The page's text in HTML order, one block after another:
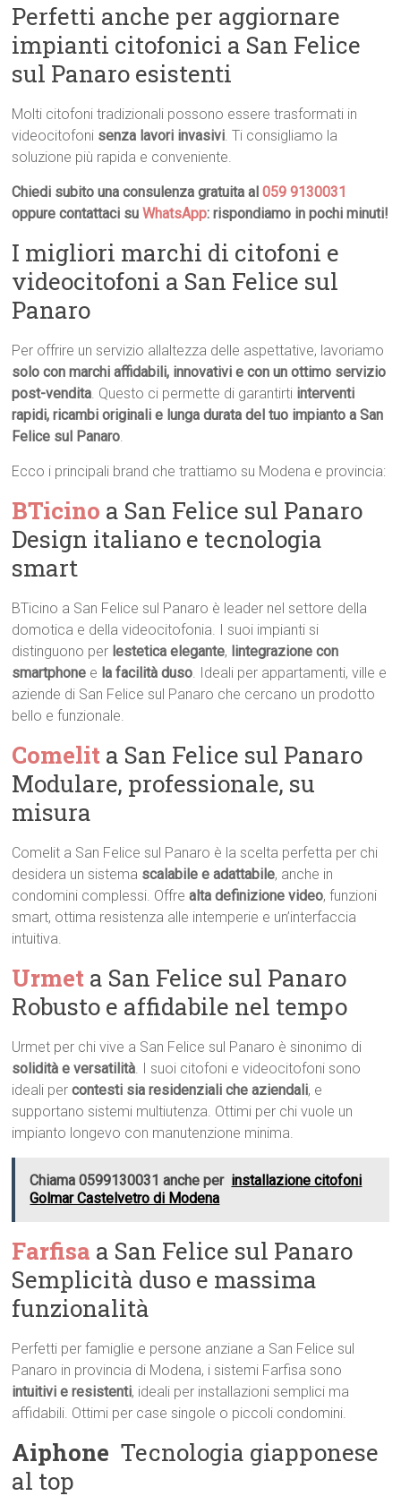
Perfetti anche per aggiornare
impianti citofonici a San Felice
sul Panaro esistenti
Molti citofoni tradizionali possono essere trasformati in
videocitofoni senza lavori invasivi. Ti consigliamo la
soluzione più rapida e conveniente.
Chiedi subito una consulenza gratuita al059 9130031
oppure contattaci suWhatsApp: rispondiamo in pochi minuti!
I migliori marchi di citofoni e
videocitofoni a San Felice sul
Panaro
Per offrire un servizio allaltezza delle aspettative, lavoriamo
solo con marchi affidabili, innovativi e con un ottimo servizio
post-vendita. Questo ci permette di garantirti interventi
rapidi, ricambi originali e lunga durata del tuo impianto a San
Felice sul Panaro.
Ecco i principali brand che trattiamo su Modena e provincia:
BTicino a San Felice sul Panaro 
Design italiano e tecnologia
smart
BTicino a San Felice sul Panaro è leader nel settore della
domotica e della videocitofonia. I suoi impianti si
distinguono per lestetica elegante, lintegrazione con
smartphone e la facilità duso. Ideali per appartamenti, ville e
aziende di San Felice sul Panaro che cercano un prodotto
bello e funzionale.
Comelit a San Felice sul Panaro 
Modulare, professionale, su
misura
Comelit a San Felice sul Panaro è la scelta perfetta per chi
desidera un sistema scalabile e adattabile, anche in
condomini complessi. Offrealta definizione video, funzioni
smart, ottima resistenza alle intemperie e un’interfaccia
intuitiva.
Urmet a San Felice sul Panaro 
Robusto e affidabile nel tempo
Urmet per chi vive a San Felice sul Panaro è sinonimo di
solidità e versatilità. I suoi citofoni e videocitofoni sono
ideali percontesti sia residenziali che aziendali, e
supportano sistemi multiutenza. Ottimi per chi vuole un
impianto longevo con manutenzione minima.
Chiama 0599130031 anche per installazione citofoni
Golmar Castelvetro di Modena
Farfisa a San Felice sul Panaro 
Semplicità duso e massima
funzionalità
Perfetti per famiglie e persone anziane a San Felice sul
Panaro in provincia di Modena, i sistemi Farfisa sono
intuitivi e resistenti, ideali per installazioni semplici ma
affidabili. Ottimi per case singole o piccoli condomini.
Aiphone  Tecnologia giapponese
al top